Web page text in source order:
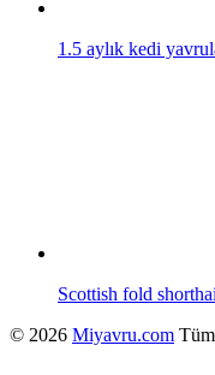
1.5 aylık kedi
Scottish fold
© 2026 Miyavru.com Tüm